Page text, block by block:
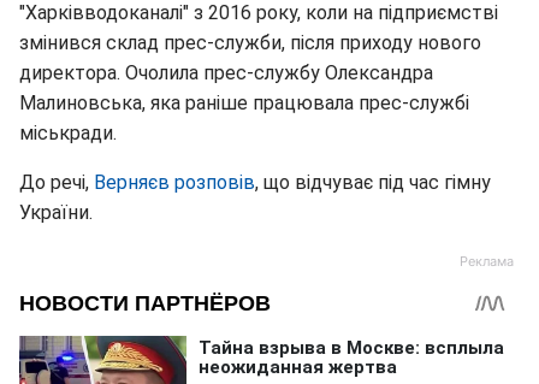
"Харківводоканалі" з 2016 року, коли на підприємстві
змінився склад прес-служби, після приходу нового
директора. Очолила прес-службу Олександра
Малиновська, яка раніше працювала прес-службі
міськради.
До речі, Верняєв розповів, що відчуває під час гімну
України.